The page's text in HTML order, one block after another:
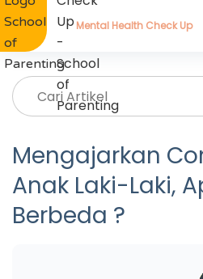
Mental Health Check Up
Mengajarkan
Anak Laki-Laki,
Berbeda ?